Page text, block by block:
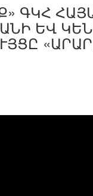
ԳԿՀ
ԵՎ